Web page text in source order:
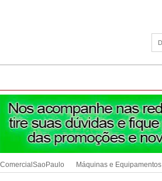
ComercialSaoPaulo Máquinas e Equipamentos